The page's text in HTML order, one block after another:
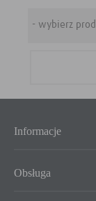
Informacje
Obsługa